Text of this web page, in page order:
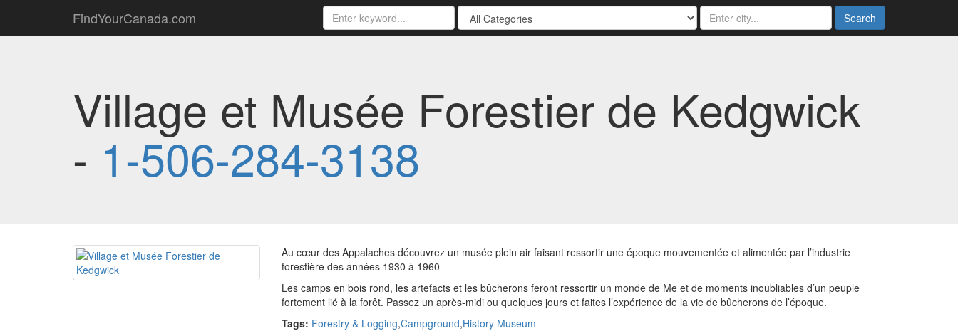
FindYourCanada.com Search
Village et Musée Forestier de Kedgwick
- 1-506-284-3138
Au cœur des Appalaches découvrez un musée plein air faisant ressortir une époque mouvementée et alimentée par l’industrie
forestière des années 1930 à 1960
Les camps en bois rond, les artefacts et les bûcherons feront ressortir un monde de Me et de moments inoubliables d’un peuple
fortement lié à la forêt. Passez un après-midi ou quelques jours et faites l’expérience de la vie de bûcherons de l’époque.
Tags: Forestry & Logging,Campground,History Museum